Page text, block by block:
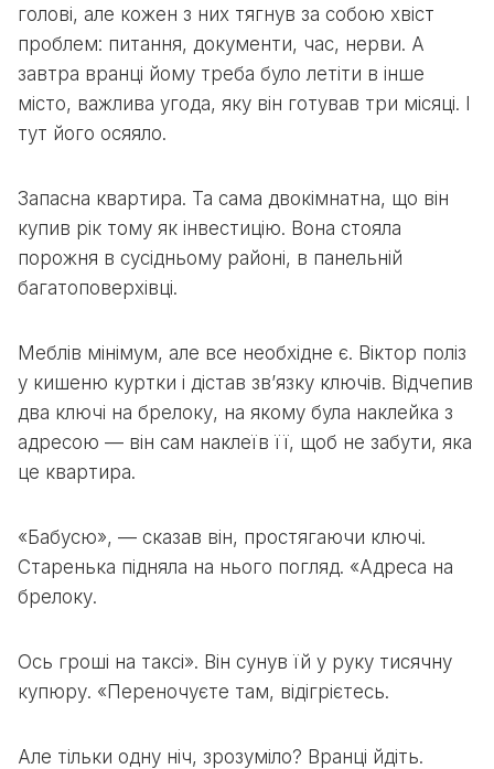
голові, але кожен з них тягнув за собою хвіст
проблем: питання, документи, час, нерви. А
завтра вранці йому треба було летіти в інше
місто, важлива угода, яку він готував три місяці. І
тут його осяяло.
Запасна квартира. Та сама двокімнатна, що він
купив рік тому як інвестицію. Вона стояла
порожня в сусідньому районі, в панельній
багатоповерхівці.
Меблів мінімум, але все необхідне є. Віктор поліз
у кишеню куртки і дістав зв’язку ключів. Відчепив
два ключі на брелоку, на якому була наклейка з
адресою — він сам наклеїв її, щоб не забути, яка
це квартира.
«Бабусю», — сказав він, простягаючи ключі.
Старенька підняла на нього погляд. «Адреса на
брелоку.
Ось гроші на таксі». Він сунув їй у руку тисячну
купюру. «Переночуєте там, відігрієтесь.
Але тільки одну ніч, зрозуміло? Вранці йдіть.